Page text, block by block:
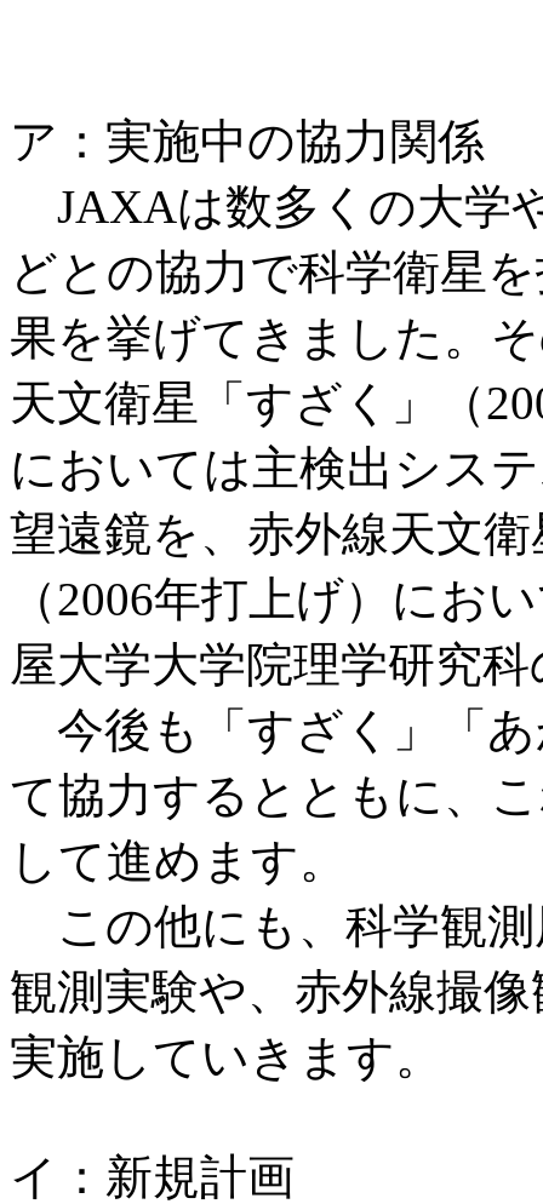
ア：実施中の協力関係
JAXAは数多くの大学
どとの協力で科学衛星
果を挙げてきました。
天文衛星「すざく」（
においては主検出シス
望遠鏡を、赤外線天文
（2006年打上げ）にお
屋大学大学院理学研究
今後も「すざく」「
て協力するとともに、
して進めます。
この他にも、科学観
観測実験や、赤外線撮
実施していきます。
イ：新規計画